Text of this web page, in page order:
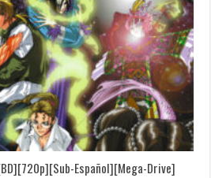
Español][Mega-Drive]